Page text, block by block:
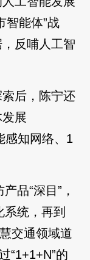
智能体”战
反哺人工智
后，陈宁还
展
感知网络、1
品“深目”，
统，再到
交通领域道
“1+1+N”的